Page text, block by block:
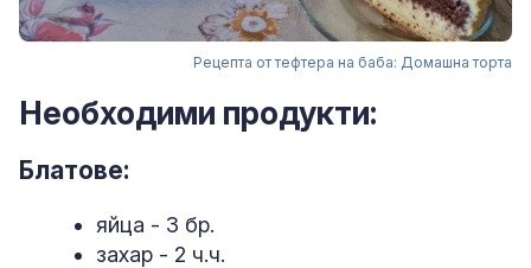
Рецепта от тефтера на баба: Домашна торта
Необходими продукти:
Блатове:
яйца - 3 бр.
захар - 2 ч.ч.